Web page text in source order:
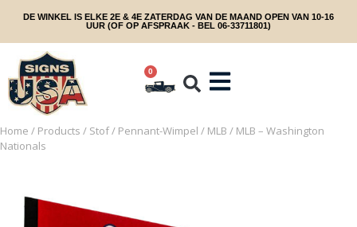
DE WINKEL IS ELKE 2E & 4E ZATERDAG VAN DE MAAND OPEN VAN 10-16
UUR (OF OP AFSPRAAK - BEL 06-33711801)
0
Home / Products / Stof/ Pennant-Wimpel / MLB / MLB – Washington
Nationals